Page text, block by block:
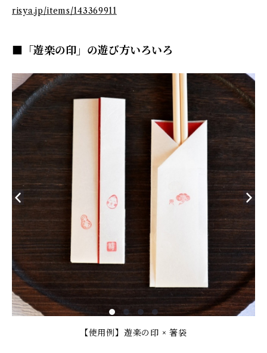
risya.jp/items/143369911
■「遊楽の印」の遊び方いろいろ
【使用例】遊楽の印 × 箸袋